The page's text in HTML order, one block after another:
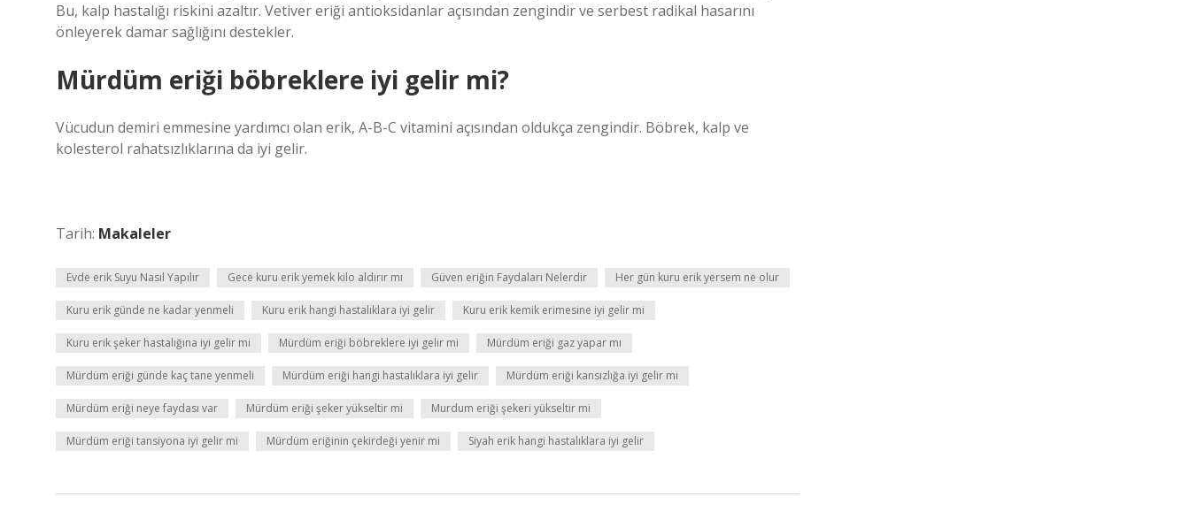
Bu, kalp hastalığı riskini azaltır. Vetiver eriği antioksidanlar açısından zengindir ve serbest radikal hasarını
önleyerek damar sağlığını destekler.
Mürdüm eriği böbreklere iyi gelir mi?
Vücudun demiri emmesine yardımcı olan erik, A-B-C vitamini açısından oldukça zengindir. Böbrek, kalp ve
kolesterol rahatsızlıklarına da iyi gelir.
Tarih: Makaleler
Evde erik Suyu Nasıl Yapılır Gece kuru erik yemek kilo aldırır mı Güven eriğin Faydaları Nelerdir Her gün kuru erik yersem ne olur
Kuru erik günde ne kadar yenmeli Kuru erik hangi hastalıklara iyi gelir Kuru erik kemik erimesine iyi gelir mi
Kuru erik şeker hastalığına iyi gelir mi Mürdüm eriği böbreklere iyi gelir mi Mürdüm eriği gaz yapar mı
Mürdüm eriği günde kaç tane yenmeli Mürdüm eriği hangi hastalıklara iyi gelir Mürdüm eriği kansızlığa iyi gelir mi
Mürdüm eriği neye faydası var Mürdüm eriği şeker yükseltir mi Murdum eriği şekeri yükseltir mi
Mürdüm eriği tansiyona iyi gelir mi Mürdüm eriğinin çekirdeği yenir mi Siyah erik hangi hastalıklara iyi gelir